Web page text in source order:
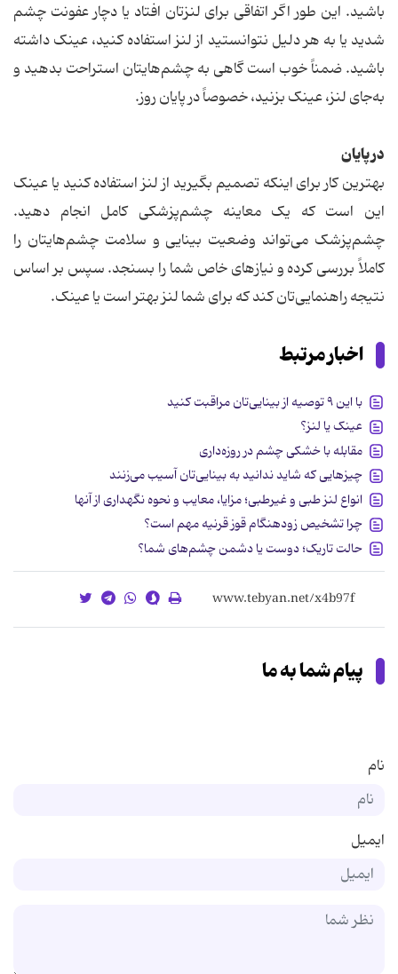
باشید. این طور اگر اتفاقی برای لنزتان افتاد یا دچار عفونت چشم
شدید یا به هر دلیل نتوانستید از لنز استفاده کنید، عینک داشته
باشید. ضمناً خوب است گاهی به چشم‌هایتان استراحت بدهید و
به‌جای لنز، عینک بزنید، خصوصاً در پایان روز.
در پایان
بهترین کار برای اینکه تصمیم بگیرید از لنز استفاده کنید یا عینک
این است که یک معاینه چشم‌پزشکی کامل انجام دهید.
چشم‌پزشک می‌تواند وضعیت بینایی و سلامت چشم‌هایتان را
کاملاً بررسی کرده و نیازهای خاص شما را بسنجد. سپس بر اساس
نتیجه راهنمایی‌تان کند که برای شما لنز بهتر است یا عینک.
اخبار مرتبط
با این ۹ توصیه از بینایی‌تان مراقبت کنید
عینک یا لنز؟
مقابله با خشکی چشم در روزه‌داری
چیزهایی که شاید ندانید به بینایی‌تان آسیب می‌زنند
انواع لنز طبی و غیر‌طبی؛ مزایا، معایب و نحوه نگهداری از آنها
چرا تشخیص زودهنگام قوز قرنیه مهم است؟
حالت تاریک؛ دوست یا دشمن چشم‌های شما؟
پیام شما به ما
نام
ایمیل